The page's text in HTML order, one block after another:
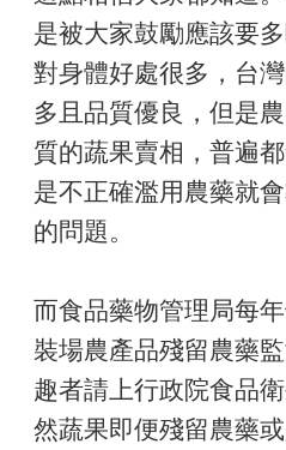
是被大家鼓勵應該要
對身體好處很多，台
多且品質優良，但是
質的蔬果賣相，普遍
是不正確濫用農藥就
的問題。
而食品藥物管理局每
裝場農產品殘留農藥
趣者請上行政院食品
然蔬果即便殘留農藥